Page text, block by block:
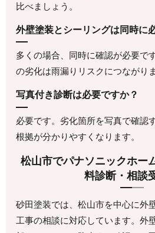
比べましょう。
外壁塗装とシーリングは同時に
多くの場合、同時に確認が必要で
の劣化は雨漏りリスクにつながりま
写真付き診断は必要ですか？
必要です。劣化箇所を写真で確認
根拠が分かりやすくなります。
松山市でパナソニックホー
料診断・相談
砂田塗装では、松山市を中心に外
工事の相談に対応しています。外